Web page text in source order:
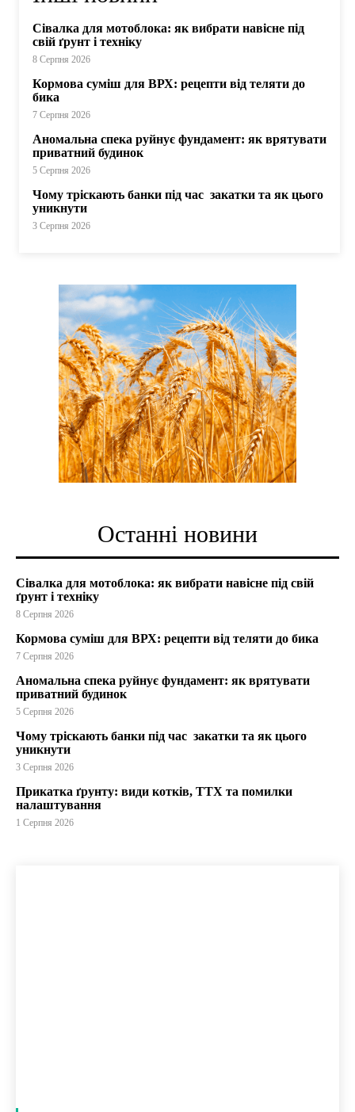
Сівалка для мотоблока: як вибрати навісне під
свій ґрунт і техніку
8 Серпня 2026
Кормова суміш для ВРХ: рецепти від теляти до
бика
7 Серпня 2026
Аномальна спека руйнує фундамент: як врятувати
приватний будинок
5 Серпня 2026
Чому тріскають банки під час закатки та як цього
уникнути
3 Серпня 2026
Останні новини
Сівалка для мотоблока: як вибрати навісне під свій
ґрунт і техніку
8 Серпня 2026
Кормова суміш для ВРХ: рецепти від теляти до бика
7 Серпня 2026
Аномальна спека руйнує фундамент: як врятувати
приватний будинок
5 Серпня 2026
Чому тріскають банки під час закатки та як цього
уникнути
3 Серпня 2026
Прикатка ґрунту: види котків, ТТХ та помилки
налаштування
1 Серпня 2026